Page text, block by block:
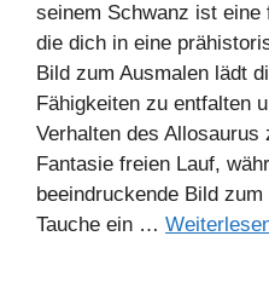
seinem Schwanz ist eine
die dich in eine
Bild zum Ausmalen lädt
Fähigkeiten zu entfalten
Verhalten des
Fantasie freien Lauf,
beeindruckende Bild
Tauche ein …